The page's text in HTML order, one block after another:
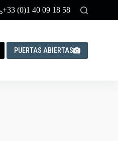
+33 (0)1 40 09 18 58
PUERTAS ABIERTAS